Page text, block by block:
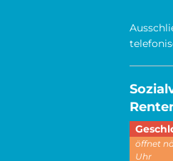
öffnet
Uhr